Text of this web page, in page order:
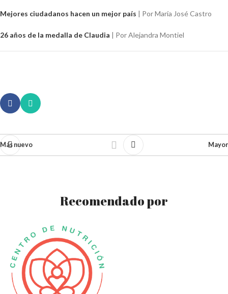
Mejores ciudadanos hacen un mejor país | PorMaría José Castro
26 años de la medalla de Claudia | PorAlejandra Montiel
Más nuevo Mayor
Recomendado por